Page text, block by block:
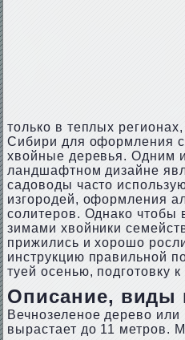
только в теплых
Сибири для оформления
хвойные деревья. Одним
ландшафтном дизайне
садоводы часто
изгородей, оформления
солитеров. Однако чтобы
зимами хвойники
прижились и хорошо
инструкцию правильной
туей осенью, подготовку к
Описание, виды
Вечнозеленое дерево или
вырастает до 11 метров.